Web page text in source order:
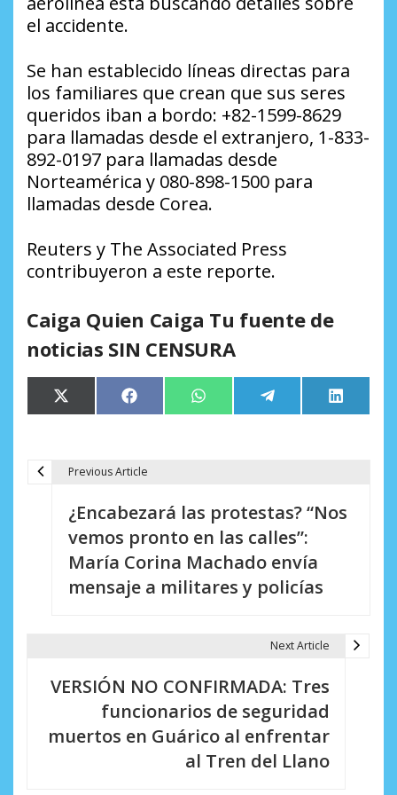
el accidente.
Se han establecido líneas directas para
los familiares que crean que sus seres
queridos iban a bordo: +82-1599-8629
para llamadas desde el extranjero, 1-833-
892-0197 para llamadas desde
Norteamérica y 080-898-1500 para
llamadas desde Corea.
Reuters y The Associated Press
contribuyeron a este reporte.
Caiga Quien Caiga Tu fuente de
noticias SIN CENSURA
Compartir
en
X
(Twitter)
Compartir
en
Facebook Compartir
en
WhatsApp Compartir
en
Telegram
en
LinkedIn
Previous Article
¿Encabezará las protestas? “Nos
vemos pronto en las calles”:
María Corina Machado envía
mensaje a militares y policías
Next Article
VERSIÓN NO CONFIRMADA: Tres
funcionarios de seguridad
muertos en Guárico al enfrentar
al Tren del Llano